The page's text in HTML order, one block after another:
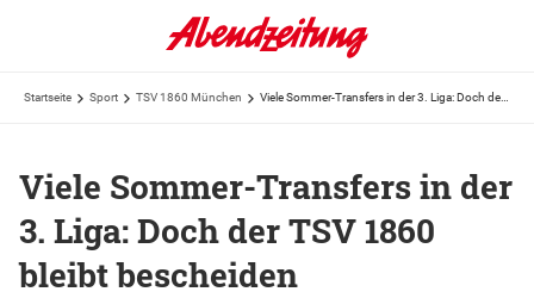
Startseite Sport TSV 1860 München
Viele Sommer-Transfers in der
3. Liga: Doch der TSV 1860
bleibt bescheiden